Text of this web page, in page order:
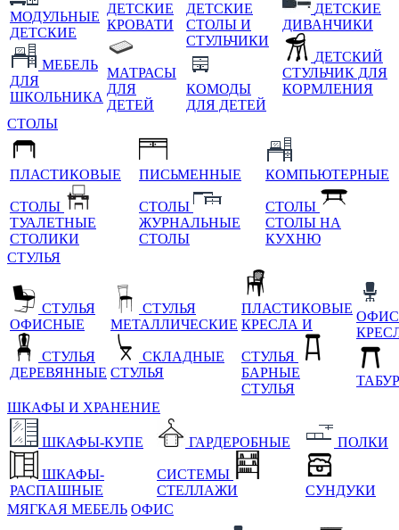
МОДУЛЬНЫЕ
ДЕТСКИЕ
МЕБЕЛЬ
ДЛЯ
ШКОЛЬНИКА
ДЕТСКИЕ
КРОВАТИ
МАТРАСЫ
ДЛЯ
ДЕТЕЙ
ДЕТСКИЕ
СТОЛЫ И
СТУЛЬЧИКИ
КОМОДЫ
ДЛЯ ДЕТЕЙ
ДЕТСКИЕ
ДИВАНЧИКИ
ДЕТСКИЙ
СТУЛЬЧИК ДЛЯ
КОРМЛЕНИЯ
СТОЛЫ
ПЛАСТИКОВЫЕ
СТОЛЫ
ТУАЛЕТНЫЕ
СТОЛИКИ
ПИСЬМЕННЫЕ
СТОЛЫ
ЖУРНАЛЬНЫЕ
СТОЛЫ
КОМПЬЮТЕРНЫЕ
СТОЛЫ
СТОЛЫ НА
КУХНЮ
СТУЛЬЯ
СТУЛЬЯ
ОФИСНЫЕ
СТУЛЬЯ
ДЕРЕВЯННЫЕ
СТУЛЬЯ
МЕТАЛЛИЧЕСКИЕ
СКЛАДНЫЕ
СТУЛЬЯ
ПЛАСТИКОВЫЕ
КРЕСЛА И
СТУЛЬЯ
БАРНЫЕ
СТУЛЬЯ
ШКАФЫ И ХРАНЕНИЕ
ШКАФЫ-КУПЕ
ШКАФЫ-
РАСПАШНЫЕ
ГАРДЕРОБНЫЕ
СИСТЕМЫ
СТЕЛЛАЖИ
ПОЛКИ
СУНДУКИ
МЯГКАЯ МЕБЕЛЬ ОФИС